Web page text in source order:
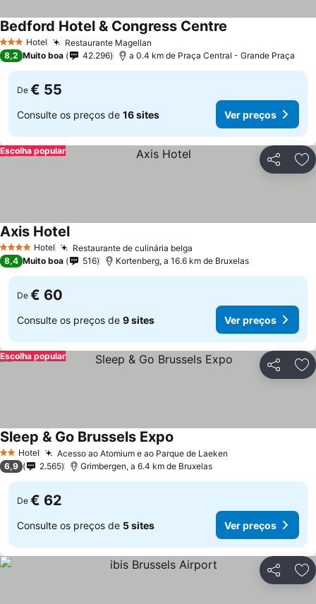
3 EstrelasHotel Restaurante Magellan
Bedford Hotel & Congress Centre
8,2 Muito boa 42.296 a 0.4 km de Praça Central - Grande Praça
De € 55
Consulte os preços de 16 sites Ver preços
Partilhar
Escolha popular
4 EstrelasHotel Restaurante de culinária belga
Axis Hotel
8,4 Muito boa 516 Kortenberg, a 16.6 km de Bruxelas
De € 60
Consulte os preços de 9 sites Ver preços
Partilhar
Escolha popular
2 Estrelas
Hotel Acesso ao Atomium e ao Parque de Laeken
Sleep & Go Brussels Expo
6,9 2.565 Grimbergen, a 6.4 km de Bruxelas
De € 62
Consulte os preços de 5 sites Ver preços
Partilhar